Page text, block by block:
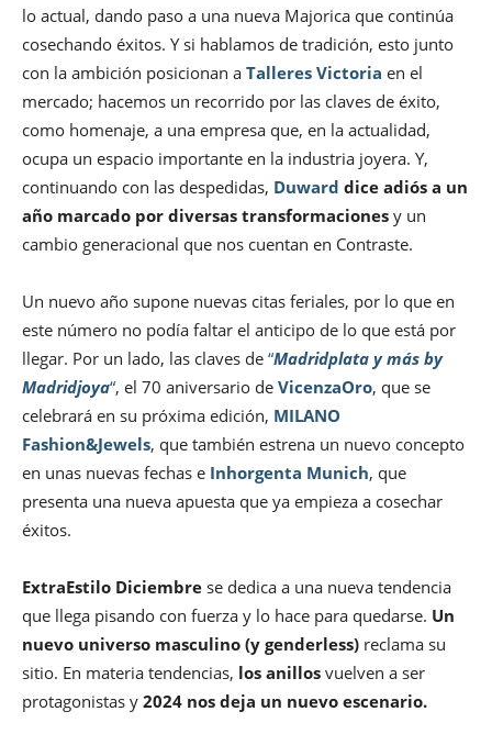
lo actual, dando paso a una nueva Majorica que continúa
cosechando éxitos. Y si hablamos de tradición, esto junto
con la ambición posicionan a Talleres Victoria en el
mercado; hacemos un recorrido por las claves de éxito,
como homenaje, a una empresa que, en la actualidad,
ocupa un espacio importante en la industria joyera. Y,
continuando con las despedidas, Duward dice adiós a un
año marcado por diversas transformaciones y un
cambio generacional que nos cuentan en Contraste.
Un nuevo año supone nuevas citas feriales, por lo que en
este número no podía faltar el anticipo de lo que está por
llegar. Por un lado, las claves de “Madridplata y más by
Madridjoya“, el 70 aniversario de VicenzaOro, que se
celebrará en su próxima edición, MILANO
Fashion&Jewels, que también estrena un nuevo concepto
en unas nuevas fechas e Inhorgenta Munich, que
presenta una nueva apuesta que ya empieza a cosechar
éxitos.
ExtraEstilo Diciembre se dedica a una nueva tendencia
que llega pisando con fuerza y lo hace para quedarse. Un
nuevo universo masculino (y genderless) reclama su
sitio. En materia tendencias, los anillos vuelven a ser
protagonistas y 2024 nos deja un nuevo escenario.